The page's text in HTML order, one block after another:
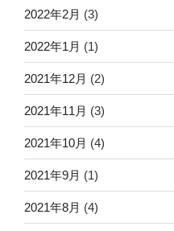
2022年2月 (3)
2022年1月 (1)
2021年12月 (2)
2021年11月 (3)
2021年10月 (4)
2021年9月 (1)
2021年8月 (4)